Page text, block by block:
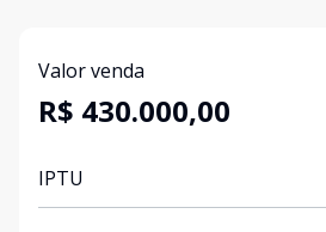
Valor venda
R$ 430.000,00
IPTU